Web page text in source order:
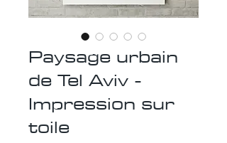
Paysage urbain
de Tel Aviv -
Impression sur
toile